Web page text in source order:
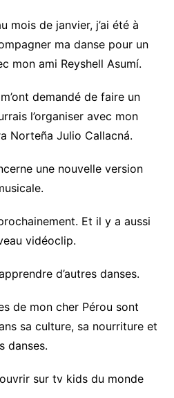
mois de janvier, j’ai été à
ma danse pour un
mon ami Reyshell Asumí.
demandé de faire un
l’organiser avec mon
Norteña Julio Callacná.
une nouvelle version
Et il y a aussi
vidéoclip.
d’autres danses.
de mon cher Pérou sont
sa culture, sa nourriture et
danses.
sur tv kids du monde